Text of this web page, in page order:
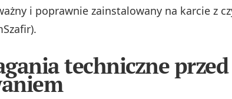
i poprawnie zainstalowany na karcie z
techniczne przed